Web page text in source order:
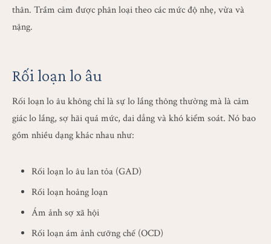
thân. Trầm cảm được phân loại theo các mức độ nhẹ, vừa và
nặng.
Rối loạn lo âu
Rối loạn lo âu không chỉ là sự lo lắng thông thường mà là cảm
giác lo lắng, sợ hãi quá mức, dai dẳng và khó kiểm soát. Nó bao
gồm nhiều dạng khác nhau như:
Rối loạn lo âu lan tỏa (GAD)
Rối loạn hoảng loạn
Ám ảnh sợ xã hội
Rối loạn ám ảnh cưỡng chế (OCD)